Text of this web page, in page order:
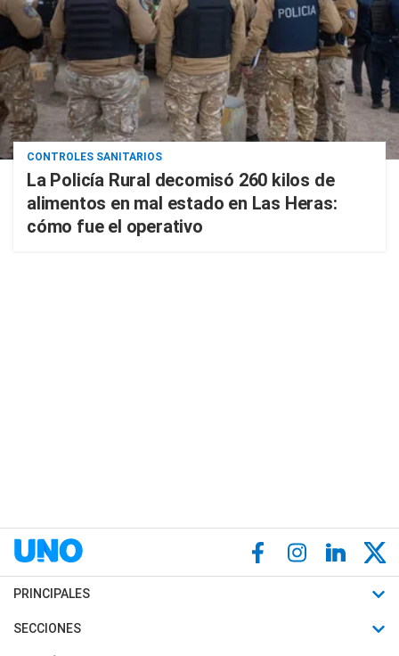
CONTROLES SANITARIOS
La Policía Rural decomisó 260 kilos de
alimentos en mal estado en Las Heras:
cómo fue el operativo
PRINCIPALES
Últimas Noticias
SECCIONES